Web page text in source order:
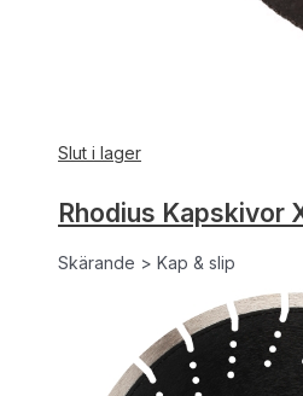
Slut i lager
Rhodius Kapskivor
Skärande > Kap & slip